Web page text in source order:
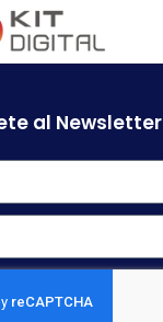
al Newsletter